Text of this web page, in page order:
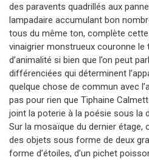
des paravents quadrillés aux
lampadaire accumulant bon
tous du même ton, complète cette
vinaigrier monstrueux couronne le
d’animalité si bien que l’on peut
différenciées qui déterminent
quelque chose de commun avec
pas pour rien que Tiphaine
joint la poterie à la poésie sous la
Sur la mosaïque du dernier étage,
des objets sous forme de deux
forme d’étoiles, d’un pichet